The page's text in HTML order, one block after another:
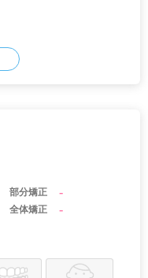
部分矯正 -
全体矯正 -